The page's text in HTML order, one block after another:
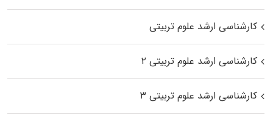
کارشناسی ارشد علوم تربیتی
کارشناسی ارشد علوم تربیتی ۲
کارشناسی ارشد علوم تربیتی ۳